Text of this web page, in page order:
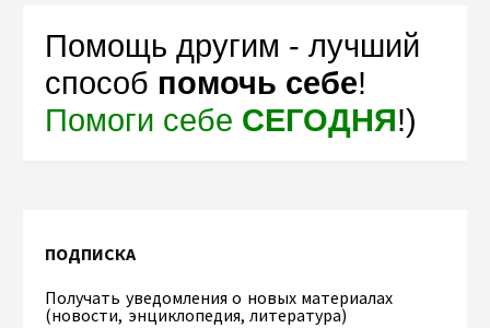
Помощь другим - лучший
способ помочь себе!
Помоги себе СЕГОДНЯ!)
ПОДПИСКА
Получать уведомления о новых материалах
(новости, энциклопедия, литература)